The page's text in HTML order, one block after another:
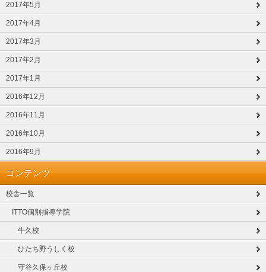
2017年5月
2017年4月
2017年3月
2017年2月
2017年1月
2016年12月
2016年11月
2016年10月
2016年9月
コンテンツ
校舎一覧
ITTO個別指導学院
牛久校
ひたち野うしく校
守谷久保ヶ丘校